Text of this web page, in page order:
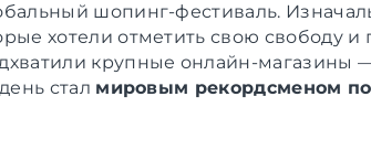
шопинг-фестиваль.
хотели отметить свою свободу и
крупные онлайн-магазины
стал мировым рекордсменом